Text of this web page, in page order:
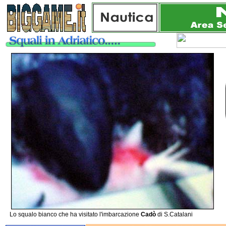
Lo squalo bianco che ha visitato l'imbarcazione Cadò di S.Catalani